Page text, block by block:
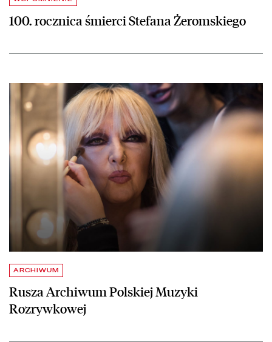
100. rocznica śmierci Stefana Żeromskiego
ARCHIWUM
Rusza Archiwum Polskiej Muzyki
Rozrywkowej
czytaj więcej o Rusza Archiwum Polskiej Muzyki Rozrywkowej